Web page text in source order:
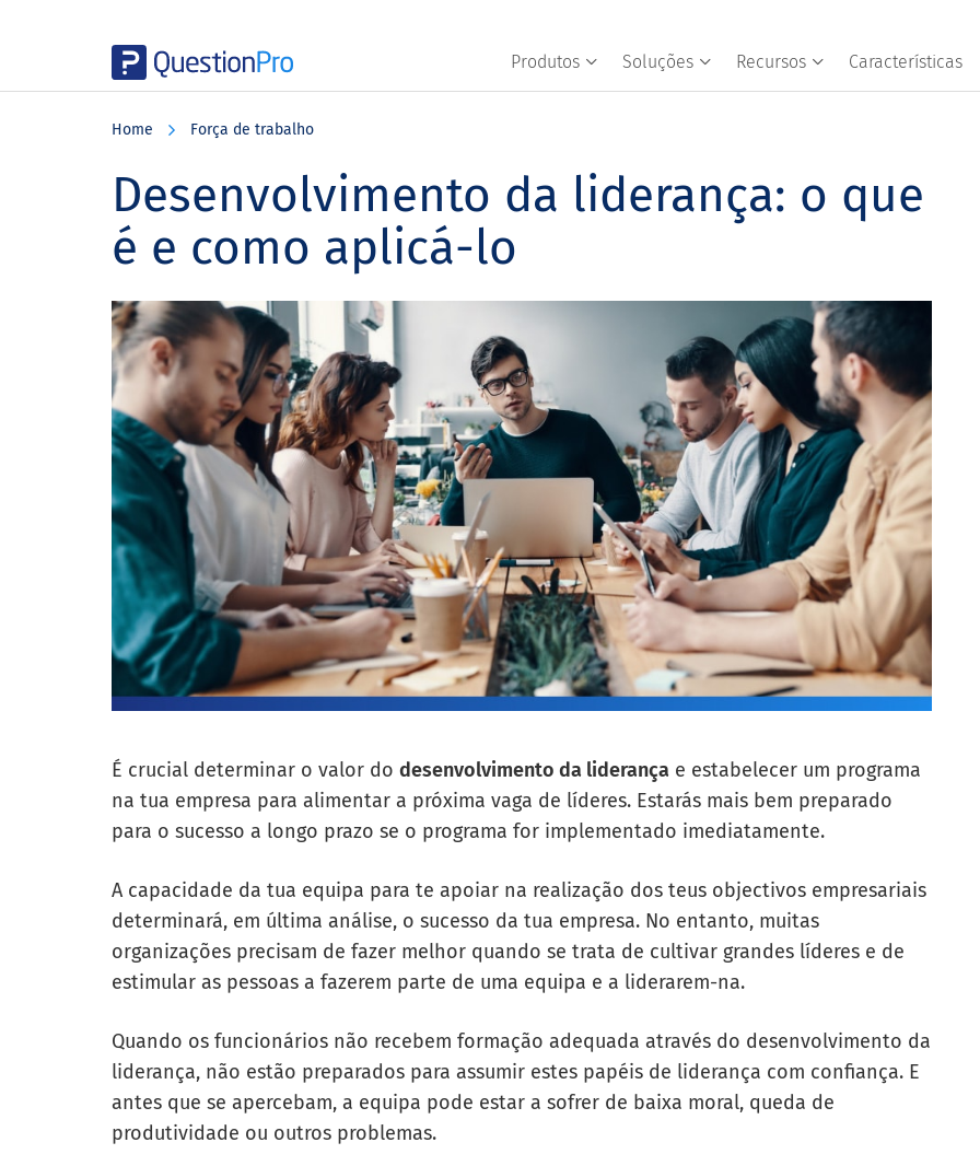
Produtos Soluções Recursos Características
Home Força de trabalho
Desenvolvimento da liderança: o que
é e como aplicá-lo
É crucial determinar o valor do desenvolvimento da liderança e estabelecer um programa
na tua empresa para alimentar a próxima vaga de líderes. Estarás mais bem preparado
para o sucesso a longo prazo se o programa for implementado imediatamente.
A capacidade da tua equipa para te apoiar na realização dos teus objectivos empresariais
determinará, em última análise, o sucesso da tua empresa. No entanto, muitas
organizações precisam de fazer melhor quando se trata de cultivar grandes líderes e de
estimular as pessoas a fazerem parte de uma equipa e a liderarem-na.
Quando os funcionários não recebem formação adequada através do desenvolvimento da
liderança, não estão preparados para assumir estes papéis de liderança com confiança. E
antes que se apercebam, a equipa pode estar a sofrer de baixa moral, queda de
produtividade ou outros problemas.